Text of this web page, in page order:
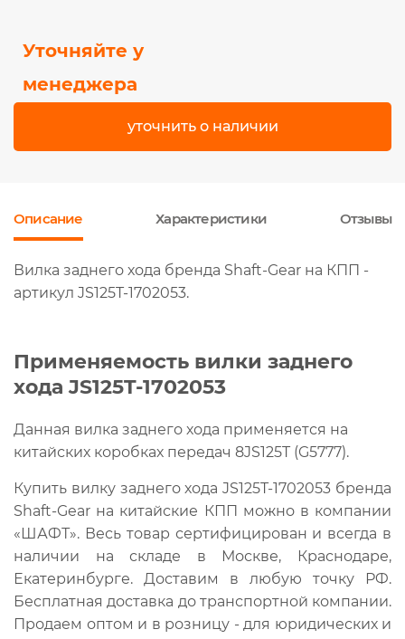
Уточняйте у
менеджера
уточнить о наличии
Описание Характеристики Отзывы
Вилка заднего хода бренда Shaft-Gear на КПП -
артикул JS125T-1702053.
Применяемость вилки заднего
хода JS125T-1702053
Данная вилка заднего хода применяется на
китайских коробках передач 8JS125T (G5777).
Купить вилку заднего хода JS125T-1702053 бренда
Shaft-Gear на китайские КПП можно в компании
«ШАФТ». Весь товар сертифицирован и всегда в
наличии на складе в Москве, Краснодаре,
Екатеринбурге. Доставим в любую точку РФ.
Бесплатная доставка до транспортной компании.
Продаем оптом и в розницу - для юридических и